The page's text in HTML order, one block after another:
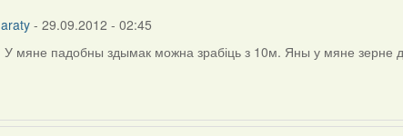
araty - 29.09.2012 - 02:45
У мяне падобны здымак можна зрабіць з 10м. Яны у мяне зерне